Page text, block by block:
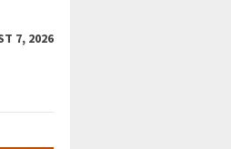
7, 2026